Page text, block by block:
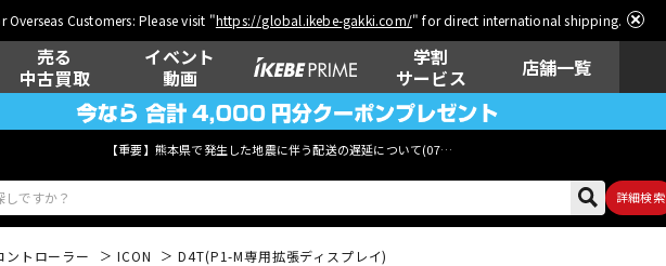
Overseas Customers: Please visit "https://global.ikebe-gakki.com/" for direct international shipping.
売る
中古買取
イベント
動画
学割
サービス
店舗一覧
【重要】熊本県で発生した地震に伴う配送の遅延について(07月29日
詳細検索
ントローラー ICON D4T(P1-M専用拡張ディスプレイ)